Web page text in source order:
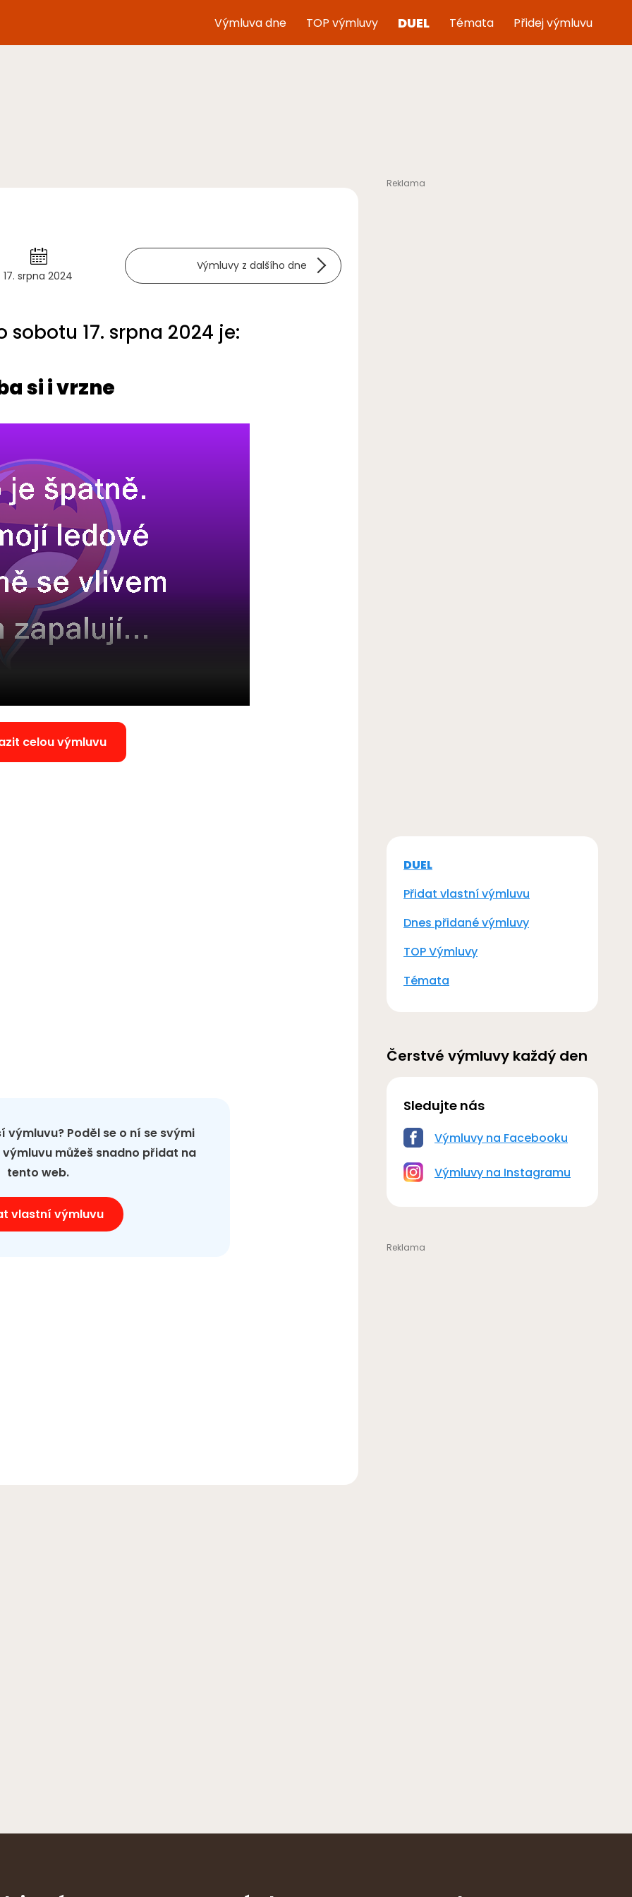
Výmluva dne TOP výmluvy DUEL Témata Přidej výmluvu
17. srpna 2024
Výmluvy z dalšího dne
17. srpna 2024 je:
si i vrzne
celou výmluvu
výmluvu? Poděl se o ní se svými
můžeš snadno přidat na
tento web.
vlastní výmluvu
DUEL
Přidat vlastní výmluvu
Dnes přidané výmluvy
TOP Výmluvy
Témata
Čerstvé výmluvy každý den
Sledujte nás
Výmluvy na Facebooku
Výmluvy na Instagramu